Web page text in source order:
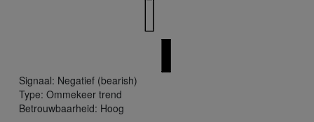
Signaal: Negatief (bearish)
Type: Ommekeer trend
Betrouwbaarheid: Hoog